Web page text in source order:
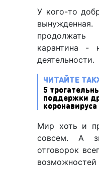
У кого-то
карантина -
деятельности.
ЧИТАЙТЕ
5
поддержки
коронавируса
Мир хоть и
совсем. А
отговорок
возможностей